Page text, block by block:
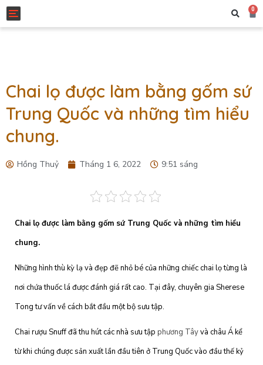
Toggle navigation 0
Chai lọ được làm bằng gốm sứ
Trung Quốc và những tìm hiểu
chung.
Hồng Thuỷ Tháng 1 6, 2022 9:51 sáng
Chai lọ được làm bằng gốm sứ Trung Quốc và những tìm hiểu
chung.
Những hình thù kỳ lạ và đẹp đẽ nhỏ bé của những chiếc chai lọ từng là
nơi chứa thuốc lá được đánh giá rất cao. Tại đây, chuyên gia Sherese
Tong tư vấn về cách bắt đầu một bộ sưu tập.
Chai rượu Snuff đã thu hút các nhà sưu tập phương Tâyvà châu Á kể
từ khi chúng được sản xuất lần đầu tiên ở Trung Quốc vào đầu thế kỷ